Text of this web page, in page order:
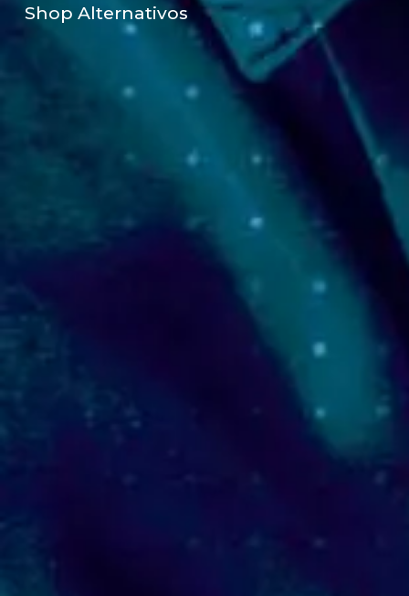
Shop Alternativos